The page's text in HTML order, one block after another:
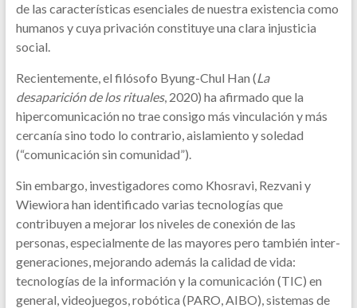
de las características esenciales de nuestra existencia como
humanos y cuya privación constituye una clara injusticia
social.
Recientemente, el filósofo Byung-Chul Han (La
desaparición de los rituales, 2020) ha afirmado que la
hipercomunicación no trae consigo más vinculación y más
cercanía sino todo lo contrario, aislamiento y soledad
(“comunicación sin comunidad”).
Sin embargo, investigadores como Khosravi, Rezvani y
Wiewiora han identificado varias tecnologías que
contribuyen a mejorar los niveles de conexión de las
personas, especialmente de las mayores pero también inter-
generaciones, mejorando además la calidad de vida:
tecnologías de la información y la comunicación (TIC) en
general, videojuegos, robótica (PARO, AIBO), sistemas de